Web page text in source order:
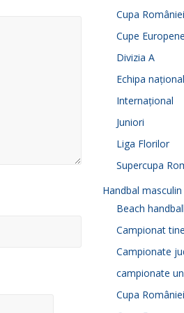
Cupa României
Cupe Europene
Divizia A
Echipa
Internațional
Juniori
Liga Florilor
Supercupa
Handbal masculin
Beach handball
Campionat
Campionate
campionate
Cupa României